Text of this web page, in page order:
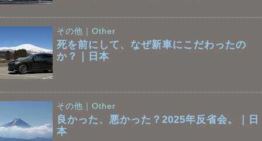
その他｜Other
死を前にして、なぜ新車にこだわったの
か？｜日本
その他｜Other
良かった、悪かった？2025年反省会。｜日
本